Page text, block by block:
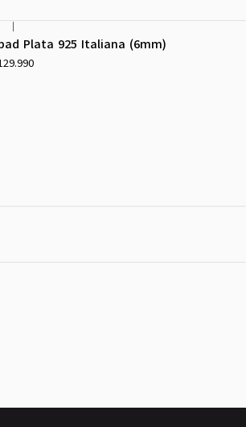
|
Plata 925 Italiana (6mm)